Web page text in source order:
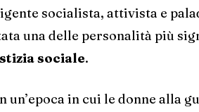
socialista, attivista e
una delle personalità più
sociale.
un’epoca in cui le donne alla